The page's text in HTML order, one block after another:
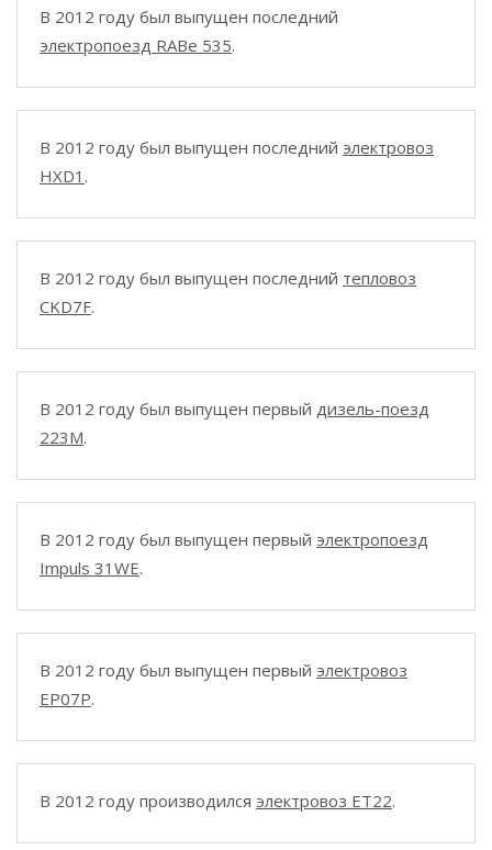
В 2012 году был выпущен последний
электропоезд RABe 535.
В 2012 году был выпущен последний электровоз
HXD1 .
В 2012 году был выпущен последний тепловоз
CKD7F.
В 2012 году был выпущен первый дизель-поезд
223M.
В 2012 году был выпущен первый электропоезд
Impuls 31WE.
В 2012 году был выпущен первый электровоз
EP07P.
В 2012 году производился электровоз ET22.